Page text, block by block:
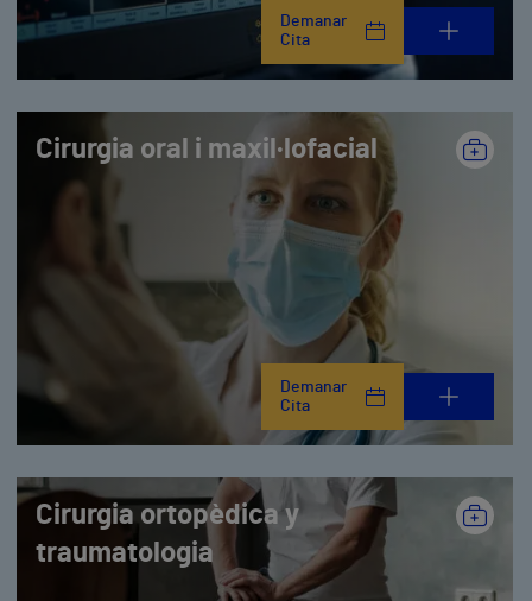
Demanar
Cita
Cirurgia oral i maxil·lofacial
Demanar
Cita
Cirurgia ortopèdica y
traumatologia